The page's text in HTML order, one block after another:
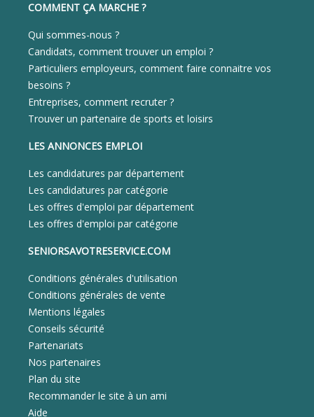
COMMENT ÇA MARCHE ?
Qui sommes-nous ?
Candidats, comment trouver un emploi ?
Particuliers employeurs, comment faire connaitre vos
besoins ?
Entreprises, comment recruter ?
Trouver un partenaire de sports et loisirs
LES ANNONCES EMPLOI
Les candidatures par département
Les candidatures par catégorie
Les offres d'emploi par département
Les offres d'emploi par catégorie
SENIORSAVOTRESERVICE.COM
Conditions générales d'utilisation
Conditions générales de vente
Mentions légales
Conseils sécurité
Partenariats
Nos partenaires
Plan du site
Recommander le site à un ami
Aide